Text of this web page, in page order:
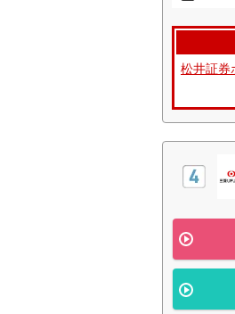
松井証券